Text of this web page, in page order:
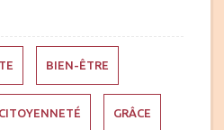
BIEN-ÊTRE
CITOYENNETÉ GRÂCE